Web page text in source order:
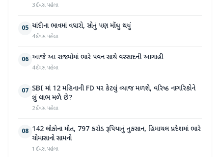
3 દિવસ પહેલા
05 ચાંદીના ભાવમાં વધારો, સોનું પણ મોંઘુ થયું
4 દિવસ પહેલા
06 આજે આ રાજ્યોમાં ભારે પવન સાથે વરસાદની આગાહી
4 દિવસ પહેલા
07 SBI માં 12 મહિનાની FD પર કેટલું વ્યાજ મળશે, વરિષ્ઠ નાગરિકોને
શું લાભ મળે છે?
2 દિવસ પહેલા
08 142 લોકોના મોત, 797 કરોડ રૂપિયાનું નુકસાન, હિમાચલ પ્રદેશમાં ભારે
ચોમાસાનો સામનો
1 દિવસ પહેલા